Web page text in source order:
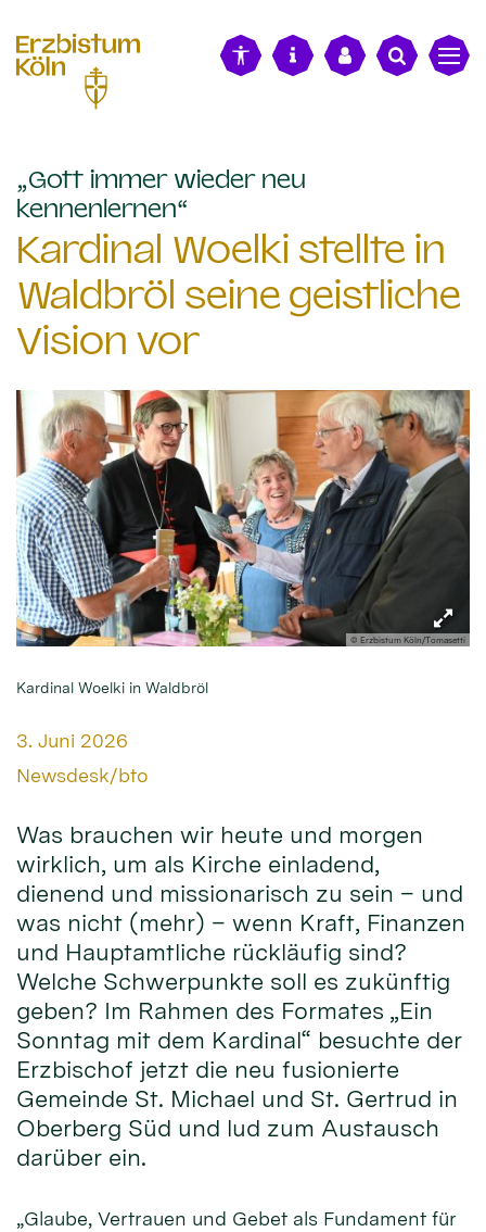
„Gott immer wieder neu
kennenlernen“
Kardinal Woelki stellte in
Waldbröl seine geistliche
Vision vor
© Erzbistum Köln/Tomasetti
Kardinal Woelki in Waldbröl
Datum:
3. Juni 2026
Von:
Newsdesk/bto
Was brauchen wir heute und morgen
wirklich, um als Kirche einladend,
dienend und missionarisch zu sein – und
was nicht (mehr) – wenn Kraft, Finanzen
und Hauptamtliche rückläufig sind?
Welche Schwerpunkte soll es zukünftig
geben? Im Rahmen des Formates „Ein
Sonntag mit dem Kardinal“ besuchte der
Erzbischof jetzt die neu fusionierte
Gemeinde St. Michael und St. Gertrud in
Oberberg Süd und lud zum Austausch
darüber ein.
„Glaube, Vertrauen und Gebet als Fundament für